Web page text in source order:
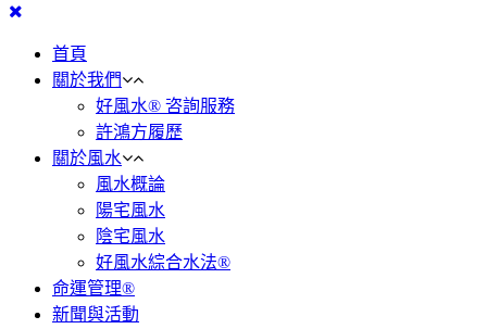
首頁
關於我們
好風水® 咨詢服務
許鴻方履歷
關於風水
風水概論
陽宅風水
陰宅風水
好風水綜合水法®
命運管理®
新聞與活動